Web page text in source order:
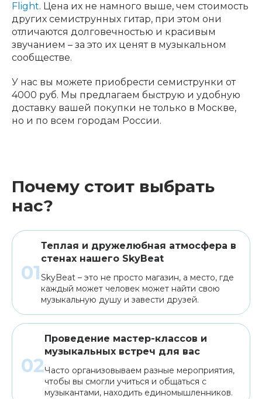
Flight. Цена их не намного выше, чем стоимость
других семиструнных гитар, при этом они
отличаются долговечностью и красивым
звучанием – за это их ценят в музыкальном
сообществе.
У нас вы можете приобрести семиструнки от
4000 руб. Мы предлагаем быструю и удобную
доставку вашей покупки не только в Москве,
но и по всем городам России.
Почему стоит выбрать
нас?
Теплая и дружелюбная атмосфера в
стенах нашего SkyBeat
SkyBeat – это не просто магазин, а место, где
каждый может человек может найти свою
музыкальную душу и завести друзей.
Проведение мастер-классов и
музыкальных встреч для вас
Часто организовываем разные мероприятия,
чтобы вы смогли учиться и общаться с
музыкантами, находить единомышленников.